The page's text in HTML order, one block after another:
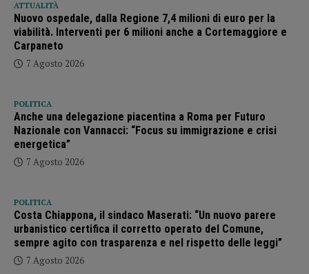
ATTUALITÀ
Nuovo ospedale, dalla Regione 7,4 milioni di euro per la
viabilità. Interventi per 6 milioni anche a Cortemaggiore e
Carpaneto
7 Agosto 2026
POLITICA
Anche una delegazione piacentina a Roma per Futuro
Nazionale con Vannacci: “Focus su immigrazione e crisi
energetica”
7 Agosto 2026
POLITICA
Costa Chiappona, il sindaco Maserati: “Un nuovo parere
urbanistico certifica il corretto operato del Comune,
sempre agito con trasparenza e nel rispetto delle leggi”
7 Agosto 2026